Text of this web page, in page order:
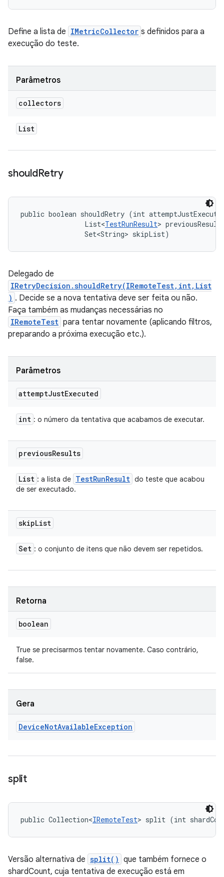
Define a lista de IMetricCollector s definidos para a
execução do teste.
Parâmetros
collectors
List
shouldRetry
public boolean shouldRetry (int
                List<
TestRunResult>
                Set<String> skipList)
Delegado de
IRetryDecision.shouldRetry(IRemoteTest,int,List
) . Decide se a nova tentativa deve ser feita ou não.
Faça também as mudanças necessárias no
IRemoteTest para tentar novamente (aplicando filtros,
preparando a próxima execução etc.).
Parâmetros
attemptJustExecuted
int : o número da tentativa que acabamos de executar.
previousResults
List : a lista de TestRunResult do teste que acabou
de ser executado.
skipList
Set : o conjunto de itens que não devem ser repetidos.
Retorna
boolean
True se precisarmos tentar novamente. Caso contrário,
false.
Gera
DeviceNotAvailableException
split
public Collection<IRemoteTest> split (int
Versão alternativa de split() que também fornece o
shardCount, cuja tentativa de execução está em